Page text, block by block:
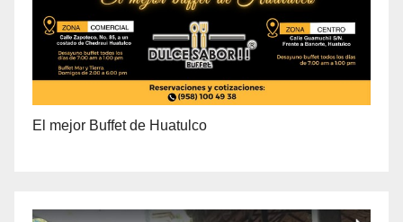
El mejor Buffet de Huatulco